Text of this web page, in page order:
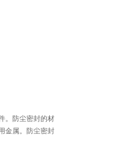
。防尘密封的材
金属。防尘密封